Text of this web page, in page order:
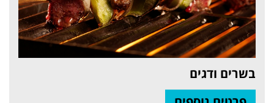
בשרים ודגים